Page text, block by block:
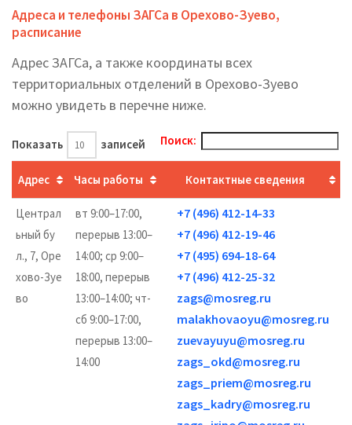
Адреса и телефоны ЗАГСа в Орехово-Зуево,
расписание
Адрес ЗАГСа, а также координаты всех
территориальных отделений в Орехово-Зуево
можно увидеть в перечне ниже.
Показать записей Поиск:
Адрес Часы работы Контактные сведения
Централ
ьный бу
л., 7, Оре
хово-Зуе
во
вт 9:00–17:00,
перерыв 13:00–
14:00; ср 9:00–
18:00, перерыв
13:00–14:00; чт-
сб 9:00–17:00,
перерыв 13:00–
14:00
+7 (496) 412-14-33
+7 (496) 412-19-46
+7 (495) 694-18-64
+7 (496) 412-25-32
zags@mosreg.ru
malakhovaoyu@mosreg.ru
zuevayuyu@mosreg.ru
zags_okd@mosreg.ru
zags_priem@mosreg.ru
zags_kadry@mosreg.ru